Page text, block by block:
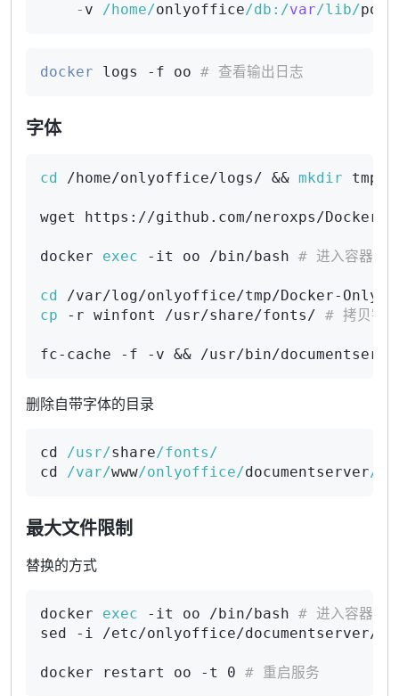
- v /home/onlyoffice/db:/var/lib/
docker logs -f oo # 查看输出日志
字体
cd /home/onlyoffice/logs/ && mkdir tmp
wget https://github.com/neroxps/
docker exec -it oo /bin/bash # 进入容器
cd /var/log/onlyoffice/tmp/Docker-Only-
cp -r winfont /usr/share/fonts/ # 拷贝字体
fc-cache -f -v && /usr/bin/
删除自带字体的目录
cd /usr/share/fonts/
cd /var/www/onlyoffice/documentserver/
最大文件限制
替换的方式
docker exec -it oo /bin/bash # 进入容器
sed -i /etc/onlyoffice/documentserver/
docker restart oo -t 0 # 重启服务